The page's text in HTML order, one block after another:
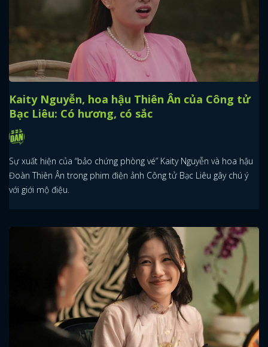
Kaity Nguyễn, hoa hậu Thiên Ân của Công tử
Bạc Liêu: Có hương, có sắc
Sự xuất hiện của “bảo chứng phòng vé” Kaity Nguyễn và hoa hậu
Đoàn Thiên Ân trong phim điện ảnh Công tử Bạc Liêu gây chú ý
với giới mộ điệu.